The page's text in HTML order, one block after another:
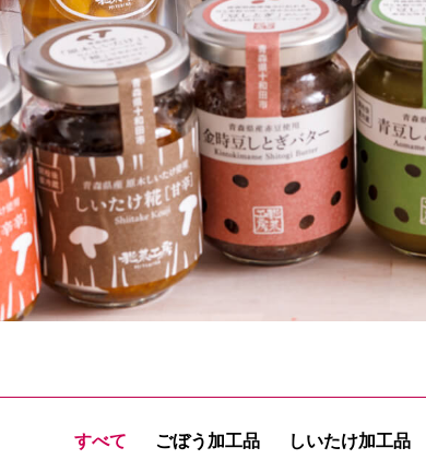
すべて ごぼう加工品 しいたけ加工品